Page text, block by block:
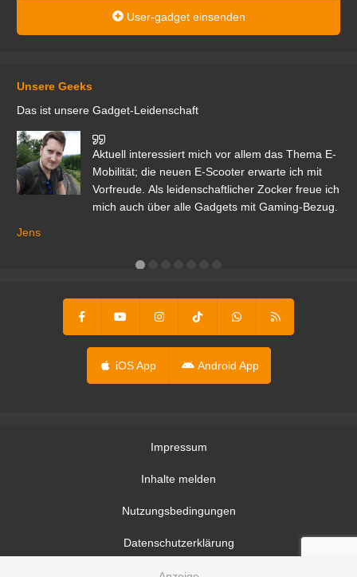
User-gadget einsenden
Unsere Geeks
Das ist unsere Gadget-Leidenschaft
Aktuell interessiert mich vor allem das Thema E-
Mobilität; die neuen E-Scooter erwarte ich mit
Vorfreude. Als leidenschaftlicher Zocker freue ich
mich auch über alle Gadgets mit Gaming-Bezug.
Jens
iOS App Android App
Impressum
Inhalte melden
Nutzungsbedingungen
Datenschutzerklärung
Datenschutzeinstellungen